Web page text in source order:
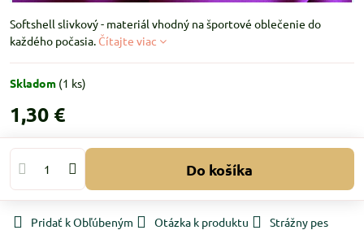
Softshell slivkový - materiál vhodný na športové oblečenie do
každého počasia. Čítajte viac
Skladom (1 ks)
1,30 €
Do košíka
Pridať k Obľúbeným Otázka k produktu
Strážny pes